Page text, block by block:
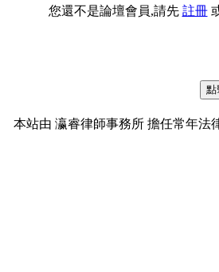
您還不是論壇會員,請先 註冊
本站由 瀛睿律師事務所 擔任常年法